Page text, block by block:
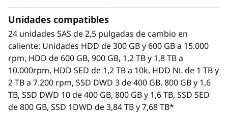
SAS Chain
Each D1224 contains 24 hot-swap 2.5-inch
bays, supporting HDDs and SSDs. This
means a maximum of 192 drives/384TB
supported per HBA
Available drives include enterprise-class
15,000rpm SAS HDDs, 10,000rpm SAS HDDs,
high-capacity nearline (NL) 7,200rpm SAS
Unidades compatibles
24 unidades SAS de 2,5 pulgadas de cambio en
caliente: Unidades HDD de 300 GB y 600 GB a 15.000
rpm, HDD de 600 GB, 900 GB, 1,2 TB y 1,8 TB a
10.000rpm, HDD SED de 1,2 TB a 10k, HDD NL de 1 TB y
2 TB a 7.200 rpm, SSD DWD 3 de 400 GB, 800 GB y 1,6
TB, SSD DWD 10 de 400 GB, 800 GB y 1,6 TB, SSD SED
de 800 GB, SSD 1DWD de 3,84 TB y 7,68 TB*